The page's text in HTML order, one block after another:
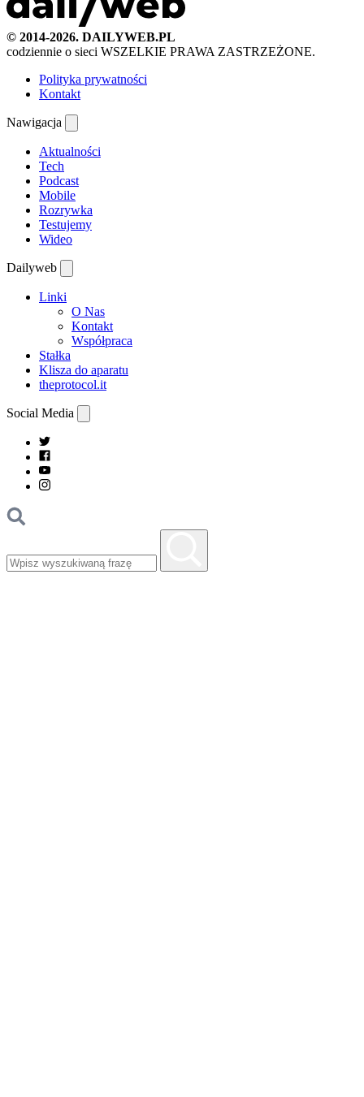
© 2014-2026. DAILYWEB.PL
codziennie o sieci WSZELKIE PRAWA ZASTRZEŻONE.
Polityka prywatności
Kontakt
Nawigacja
Aktualności
Tech
Podcast
Mobile
Rozrywka
Testujemy
Wideo
Dailyweb
Linki
O Nas
Kontakt
Współpraca
Stałka
Klisza do aparatu
theprotocol.it
Social Media